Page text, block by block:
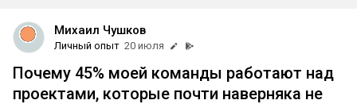
Михаил Чушков
Личный опыт 20 июля
Почему 45% моей команды работают над
проектами, которые почти наверняка не